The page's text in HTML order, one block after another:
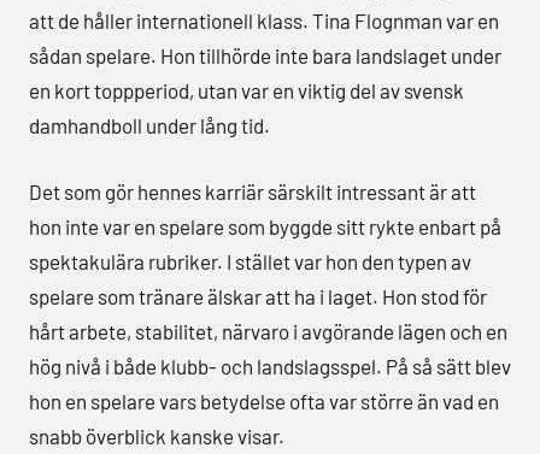
att de håller internationell klass. Tina Flognman var en
sådan spelare. Hon tillhörde inte bara landslaget under
en kort toppperiod, utan var en viktig del av svensk
damhandboll under lång tid.
Det som gör hennes karriär särskilt intressant är att
hon inte var en spelare som byggde sitt rykte enbart på
spektakulära rubriker. I stället var hon den typen av
spelare som tränare älskar att ha i laget. Hon stod för
hårt arbete, stabilitet, närvaro i avgörande lägen och en
hög nivå i både klubb- och landslagsspel. På så sätt blev
hon en spelare vars betydelse ofta var större än vad en
snabb överblick kanske visar.